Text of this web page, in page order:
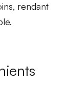
rendant